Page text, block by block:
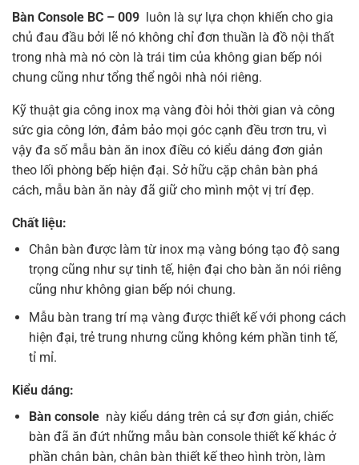
Bàn Console BC – 009
luôn là sự lựa chọn khiến cho gia
chủ đau đầu bởi lẽ nó không chỉ đơn thuần là đồ nội thất
trong nhà mà nó còn là trái tim của không gian bếp nói
chung cũng như tổng thể ngôi nhà nói riêng.
Kỹ thuật gia công inox mạ vàng đòi hỏi thời gian và công
sức gia công lớn, đảm bảo mọi góc cạnh đều trơn tru, vì
vậy đa số mẫu bàn ăn inox điều có kiểu dáng đơn giản
theo lối phòng bếp hiện đại. Sở hữu cặp chân bàn phá
cách, mẫu bàn ăn này đã giữ cho mình một vị trí đẹp.
Chất liệu:
Chân bàn được làm từ inox mạ vàng bóng tạo độ sang
trọng cũng như sự tinh tế, hiện đại cho bàn ăn nói riêng
cũng như không gian bếp nói chung.
Mẫu bàn trang trí mạ vàng được thiết kế với phong cách
hiện đại, trẻ trung nhưng cũng không kém phần tinh tế,
tỉ mỉ.
Kiểu dáng:
Bàn console này kiểu dáng trên cả sự đơn giản, chiếc
bàn đã ăn đứt những mẫu bàn console thiết kế khác ở
phần chân bàn, chân bàn thiết kế theo hình tròn, làm